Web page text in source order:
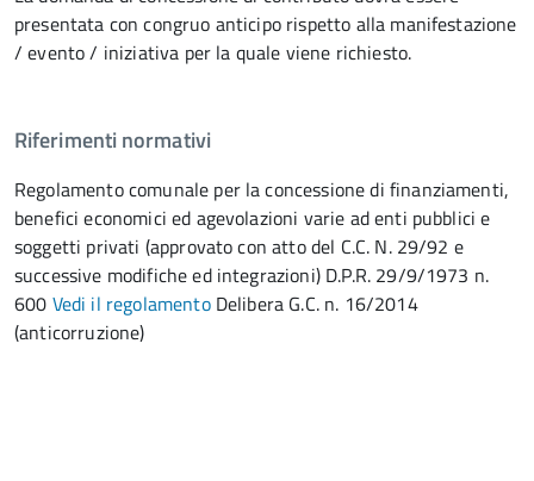
presentata con congruo anticipo rispetto alla manifestazione
/ evento / iniziativa per la quale viene richiesto.
Riferimenti normativi
Regolamento comunale per la concessione di finanziamenti,
benefici economici ed agevolazioni varie ad enti pubblici e
soggetti privati (approvato con atto del C.C. N. 29/92 e
successive modifiche ed integrazioni) D.P.R. 29/9/1973 n.
600 Vedi il regolamentoDelibera G.C. n. 16/2014
(anticorruzione)